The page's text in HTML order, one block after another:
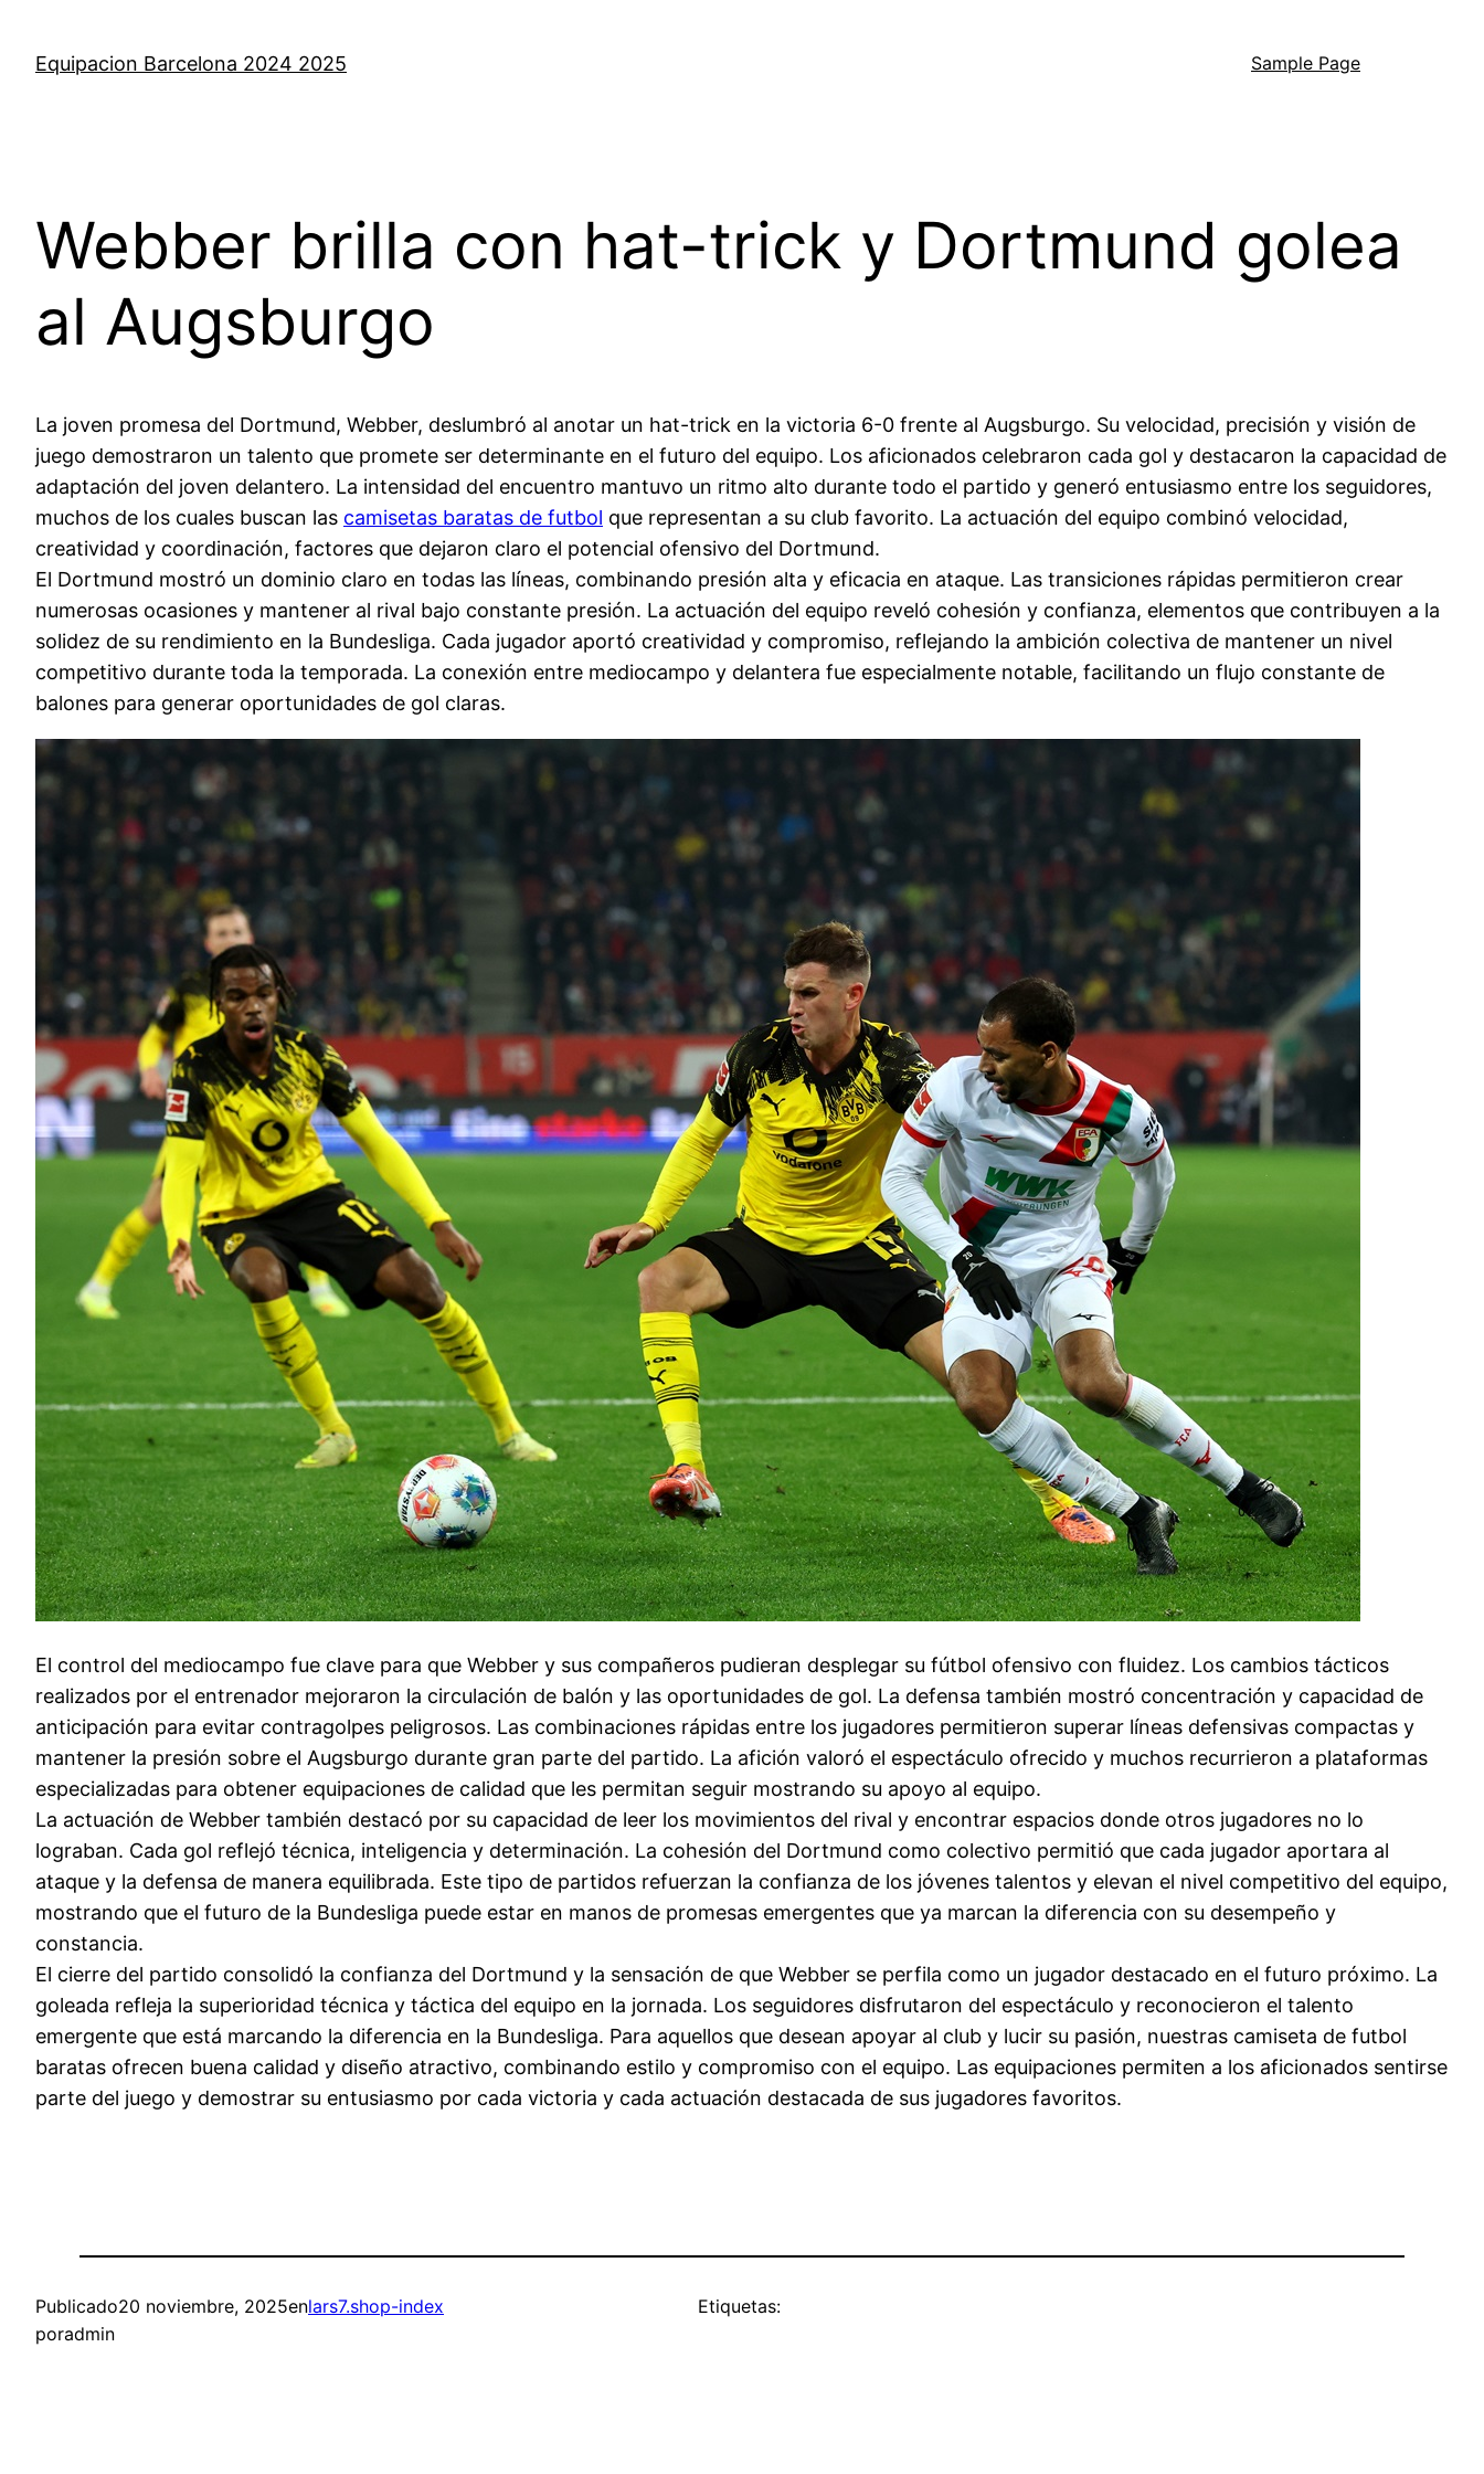
contenido
Equipacion Barcelona 2024 2025 Sample Page
Webber brilla con hat-trick y Dortmund golea
al Augsburgo
La joven promesa del Dortmund, Webber, deslumbró al anotar un hat-trick en la victoria 6-0 frente al Augsburgo. Su velocidad, precisión y visión de
juego demostraron un talento que promete ser determinante en el futuro del equipo. Los aficionados celebraron cada gol y destacaron la capacidad de
adaptación del joven delantero. La intensidad del encuentro mantuvo un ritmo alto durante todo el partido y generó entusiasmo entre los seguidores,
muchos de los cuales buscan las camisetas baratas de futbol que representan a su club favorito. La actuación del equipo combinó velocidad,
creatividad y coordinación, factores que dejaron claro el potencial ofensivo del Dortmund.
El Dortmund mostró un dominio claro en todas las líneas, combinando presión alta y eficacia en ataque. Las transiciones rápidas permitieron crear
numerosas ocasiones y mantener al rival bajo constante presión. La actuación del equipo reveló cohesión y confianza, elementos que contribuyen a la
solidez de su rendimiento en la Bundesliga. Cada jugador aportó creatividad y compromiso, reflejando la ambición colectiva de mantener un nivel
competitivo durante toda la temporada. La conexión entre mediocampo y delantera fue especialmente notable, facilitando un flujo constante de
balones para generar oportunidades de gol claras.
El control del mediocampo fue clave para que Webber y sus compañeros pudieran desplegar su fútbol ofensivo con fluidez. Los cambios tácticos
realizados por el entrenador mejoraron la circulación de balón y las oportunidades de gol. La defensa también mostró concentración y capacidad de
anticipación para evitar contragolpes peligrosos. Las combinaciones rápidas entre los jugadores permitieron superar líneas defensivas compactas y
mantener la presión sobre el Augsburgo durante gran parte del partido. La afición valoró el espectáculo ofrecido y muchos recurrieron a plataformas
especializadas para obtener equipaciones de calidad que les permitan seguir mostrando su apoyo al equipo.
La actuación de Webber también destacó por su capacidad de leer los movimientos del rival y encontrar espacios donde otros jugadores no lo
lograban. Cada gol reflejó técnica, inteligencia y determinación. La cohesión del Dortmund como colectivo permitió que cada jugador aportara al
ataque y la defensa de manera equilibrada. Este tipo de partidos refuerzan la confianza de los jóvenes talentos y elevan el nivel competitivo del equipo,
mostrando que el futuro de la Bundesliga puede estar en manos de promesas emergentes que ya marcan la diferencia con su desempeño y
constancia.
El cierre del partido consolidó la confianza del Dortmund y la sensación de que Webber se perfila como un jugador destacado en el futuro próximo. La
goleada refleja la superioridad técnica y táctica del equipo en la jornada. Los seguidores disfrutaron del espectáculo y reconocieron el talento
emergente que está marcando la diferencia en la Bundesliga. Para aquellos que desean apoyar al club y lucir su pasión, nuestras camiseta de futbol
baratas ofrecen buena calidad y diseño atractivo, combinando estilo y compromiso con el equipo. Las equipaciones permiten a los aficionados sentirse
parte del juego y demostrar su entusiasmo por cada victoria y cada actuación destacada de sus jugadores favoritos.
Publicado20 noviembre, 2025enlars7.shop-index
poradmin
Etiquetas: